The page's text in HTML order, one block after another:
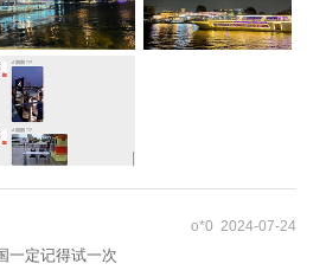
o*0 2024-07-24
一定记得试一次